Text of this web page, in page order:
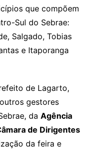
que compõem
Sul do Sebrae:
Salgado, Tobias
e Itaporanga
de Lagarto,
gestores
da Agência
de Dirigentes
da feira e